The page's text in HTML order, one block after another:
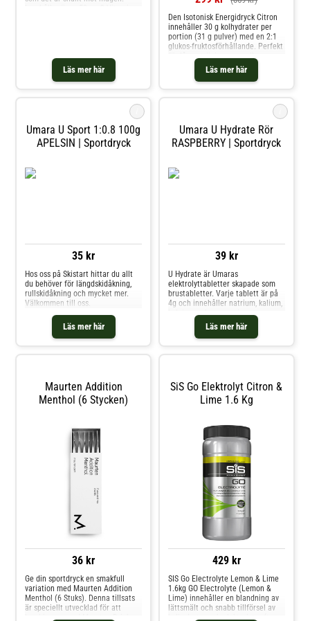
Läs mer här
organisk järnform med hög
Läs mer här
Den Isotonisk Energidryck Citron
innehåller 30 g kolhydrater per
portion (31 g pulver) med en 2:1
glukos-fruktosförhållande. Perfekt
för långa träningspass eller
tävlingar, isotonisk mix med
natrium, utan konstgjorda
tillsatser. Funktioner och fördelar
Umara U Sport 1:0.8 100g
APELSIN | Sportdryck
35 kr
Läs mer här
Hos oss på Skistart hittar du allt
du behöver för längdskidåkning,
rullskidåkning och mycket mer.
Välkommen till oss.
Umara U Hydrate Rör
RASPBERRY | Sportdryck
39 kr
Läs mer här
U Hydrate är Umaras
elektrolyttabletter skapade som
brustabletter. Varje tablett är på
4g och innehåller natrium, kalium,
kalcium och magnesium
motsvarande de halter vi naturligt
har i 0,5 liter svett. U Hydrate är
kalorifria/kolhydratfria och passar
Maurten Addition
Menthol (6 Stycken)
36 kr
Ge din sportdryck en smakfull
variation med Maurten Addition
Menthol (6 Stuks). Denna tillsats
är speciellt utvecklad för att
SiS Go Elektrolyt Citron &
Lime 1.6 Kg
429 kr
SIS Go Electrolyte Lemon & Lime
1.6kg GO Electrolyte (Lemon &
Lime) innehåller en blandning av
lättsmält och snabb tillförsel av